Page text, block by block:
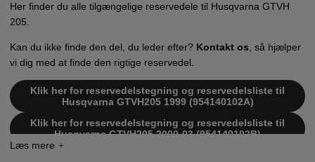
Her finder du alle tilgængelige reservedele til Husqvarna GTVH
205.
Kan du ikke finde den del, du leder efter? Kontakt os, så hjælper
vi dig med at finde den rigtige reservedel.
Klik her for reservedelstegning og reservedelsliste til
Husqvarna GTVH205 1999 (954140102A)
Klik her for reservedelstegning og reservedelsliste til
Husqvarna GTVH205 2000-03 (954140102B)